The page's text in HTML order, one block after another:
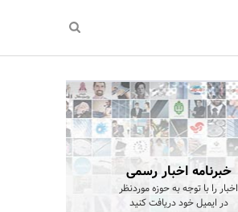
خبرنامه اخبار رسمی
اخبار را با توجه به حوزه موردنظر
در ایمیل خود دریافت کنید